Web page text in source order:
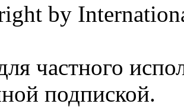
by
частного
подпиской.